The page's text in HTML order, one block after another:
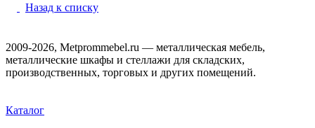
Назад к списку
2009-2026, Metprommebel.ru — металлическая мебель,
металлические шкафы и стеллажи для складских,
производственных, торговых и других помещений.
Каталог